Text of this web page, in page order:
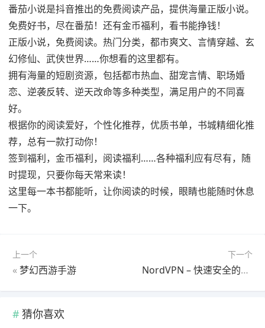
番茄小说是抖音推出的免费阅读产品，提供海量正版小说。
免费好书，尽在番茄！还有金币福利，看书能挣钱！
正版小说，免费阅读。热门分类，都市爽文、言情穿越、玄
幻修仙、武侠世界……你想看的这里都有。
拥有海量的短剧资源，包括都市热血、甜宠言情、职场婚
恋、逆袭反转、逆天改命等多种类型，满足用户的不同喜
好。
根据你的阅读爱好，个性化推荐，优质书单，书城精细化推
荐，总有一款打动你！
签到福利，金币福利，阅读福利……各种福利应有尽有，随
时提现，只要你每天常来读！
这里每一本书都能听，让你阅读的时候，眼睛也能随时休息
一下。
上一个
« 梦幻西游手游
下一个
NordVPN – 快速安全的VPN
猜你喜欢